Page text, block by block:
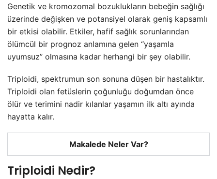
Genetik ve kromozomal bozuklukların bebeğin sağlığı
üzerinde değişken ve potansiyel olarak geniş kapsamlı
bir etkisi olabilir. Etkiler, hafif sağlık sorunlarından
ölümcül bir prognoz anlamına gelen “yaşamla
uyumsuz” olmasına kadar herhangi bir şey olabilir.
Triploidi, spektrumun son sonuna düşen bir hastalıktır.
Triploidi olan fetüslerin çoğunluğu doğumdan önce
ölür ve terimini nadir kılanlar yaşamın ilk altı ayında
hayatta kalır.
Makalede Neler Var?
Triploidi Nedir?